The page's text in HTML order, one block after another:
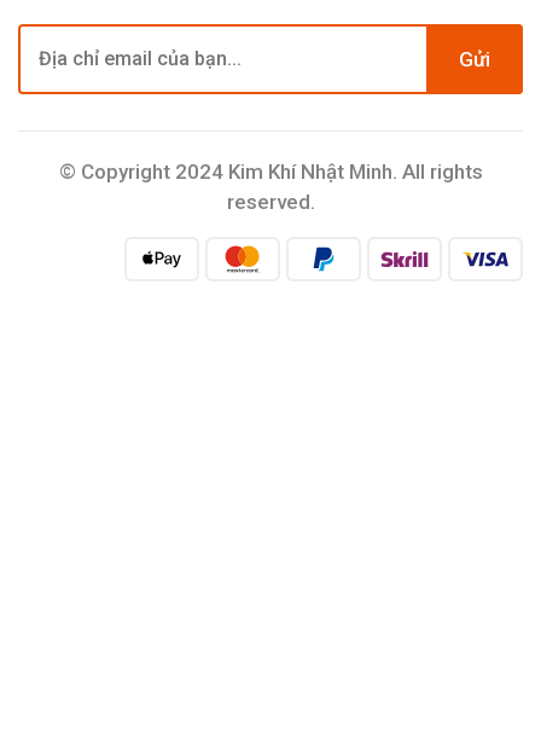
Gửi
© Copyright 2024 Kim Khí Nhật Minh. All rights
reserved.